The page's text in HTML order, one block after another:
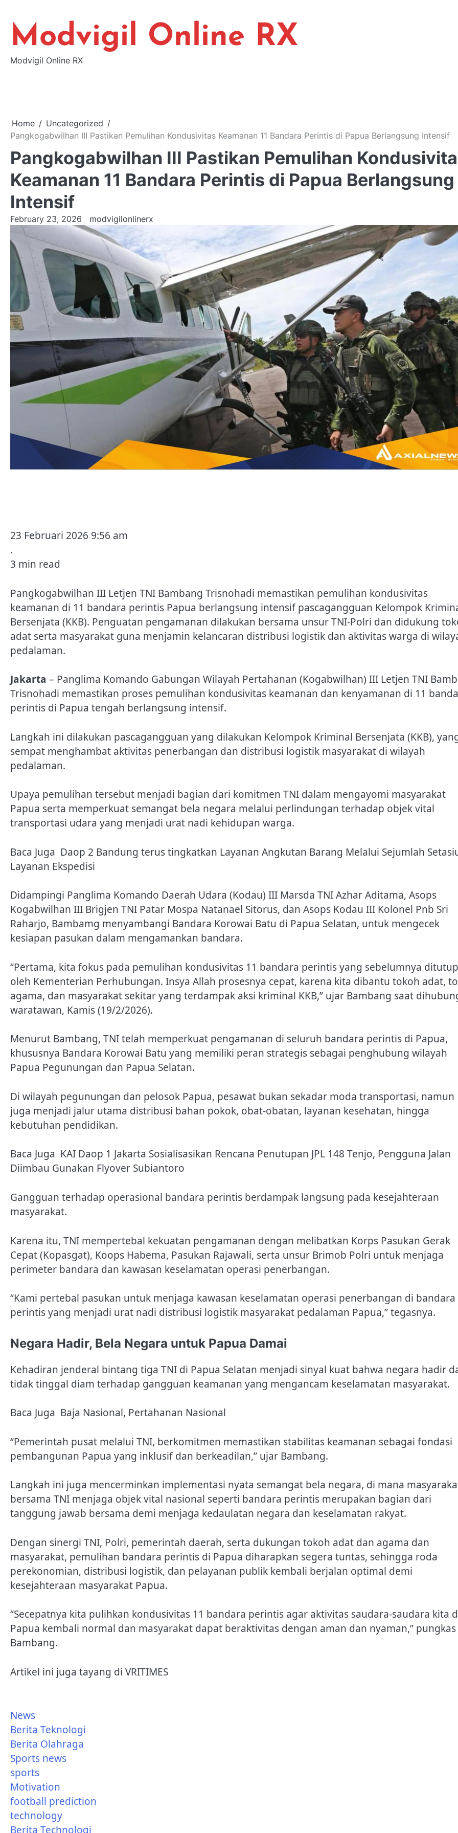
content
Modvigil Online RX
Modvigil Online RX
Home
Uncategorized
Pangkogabwilhan III Pastikan Pemulihan Kondusivitas Keamanan 11 Bandara Perintis di Papua Berlangsung Intensif
Pangkogabwilhan III Pastikan Pemulihan
Keamanan 11 Bandara Perintis di Papua Berlangsung
Intensif
February 23, 2026 modvigilonlinerx
23 Februari 2026 9:56 am
.
3 min read
Pangkogabwilhan III Letjen TNI Bambang Trisnohadi memastikan pemulihan kondusivitas
keamanan di 11 bandara perintis Papua berlangsung intensif pascagangguan Kelompok
Bersenjata (KKB). Penguatan pengamanan dilakukan bersama unsur TNI-Polri dan didukung
adat serta masyarakat guna menjamin kelancaran distribusi logistik dan aktivitas warga di
pedalaman.
Jakarta – Panglima Komando Gabungan Wilayah Pertahanan (Kogabwilhan) III Letjen TNI
Trisnohadi memastikan proses pemulihan kondusivitas keamanan dan kenyamanan di 11
perintis di Papua tengah berlangsung intensif.
Langkah ini dilakukan pascagangguan yang dilakukan Kelompok Kriminal Bersenjata (KKB),
sempat menghambat aktivitas penerbangan dan distribusi logistik masyarakat di wilayah
pedalaman.
Upaya pemulihan tersebut menjadi bagian dari komitmen TNI dalam mengayomi masyarakat
Papua serta memperkuat semangat bela negara melalui perlindungan terhadap objek vital
transportasi udara yang menjadi urat nadi kehidupan warga.
Baca Juga Daop 2 Bandung terus tingkatkan Layanan Angkutan Barang Melalui Sejumlah
Layanan Ekspedisi
Didampingi Panglima Komando Daerah Udara (Kodau) III Marsda TNI Azhar Aditama, Asops
Kogabwilhan III Brigjen TNI Patar Mospa Natanael Sitorus, dan Asops Kodau III Kolonel Pnb Sri
Raharjo, Bambamg menyambangi Bandara Korowai Batu di Papua Selatan, untuk mengecek
kesiapan pasukan dalam mengamankan bandara.
“Pertama, kita fokus pada pemulihan kondusivitas 11 bandara perintis yang sebelumnya ditutup
oleh Kementerian Perhubungan. Insya Allah prosesnya cepat, karena kita dibantu tokoh adat,
agama, dan masyarakat sekitar yang terdampak aksi kriminal KKB,” ujar Bambang saat
waratawan, Kamis (19/2/2026).
Menurut Bambang, TNI telah memperkuat pengamanan di seluruh bandara perintis di Papua,
khususnya Bandara Korowai Batu yang memiliki peran strategis sebagai penghubung wilayah
Papua Pegunungan dan Papua Selatan.
Di wilayah pegunungan dan pelosok Papua, pesawat bukan sekadar moda transportasi, namun
juga menjadi jalur utama distribusi bahan pokok, obat-obatan, layanan kesehatan, hingga
kebutuhan pendidikan.
Baca Juga KAI Daop 1 Jakarta Sosialisasikan Rencana Penutupan JPL 148 Tenjo, Pengguna Jalan
Diimbau Gunakan Flyover Subiantoro
Gangguan terhadap operasional bandara perintis berdampak langsung pada kesejahteraan
masyarakat.
Karena itu, TNI mempertebal kekuatan pengamanan dengan melibatkan Korps Pasukan Gerak
Cepat (Kopasgat), Koops Habema, Pasukan Rajawali, serta unsur Brimob Polri untuk menjaga
perimeter bandara dan kawasan keselamatan operasi penerbangan.
“Kami pertebal pasukan untuk menjaga kawasan keselamatan operasi penerbangan di bandara
perintis yang menjadi urat nadi distribusi logistik masyarakat pedalaman Papua,” tegasnya.
Negara Hadir, Bela Negara untuk Papua Damai
Kehadiran jenderal bintang tiga TNI di Papua Selatan menjadi sinyal kuat bahwa negara hadir
tidak tinggal diam terhadap gangguan keamanan yang mengancam keselamatan masyarakat.
Baca Juga Baja Nasional, Pertahanan Nasional
“Pemerintah pusat melalui TNI, berkomitmen memastikan stabilitas keamanan sebagai fondasi
pembangunan Papua yang inklusif dan berkeadilan,” ujar Bambang.
Langkah ini juga mencerminkan implementasi nyata semangat bela negara, di mana
bersama TNI menjaga objek vital nasional seperti bandara perintis merupakan bagian dari
tanggung jawab bersama demi menjaga kedaulatan negara dan keselamatan rakyat.
Dengan sinergi TNI, Polri, pemerintah daerah, serta dukungan tokoh adat dan agama dan
masyarakat, pemulihan bandara perintis di Papua diharapkan segera tuntas, sehingga roda
perekonomian, distribusi logistik, dan pelayanan publik kembali berjalan optimal demi
kesejahteraan masyarakat Papua.
“Secepatnya kita pulihkan kondusivitas 11 bandara perintis agar aktivitas saudara-saudara kita
Papua kembali normal dan masyarakat dapat beraktivitas dengan aman dan nyaman,” pungkas
Bambang.
Artikel ini juga tayang di VRITIMES
News
Berita Teknologi
Berita Olahraga
Sports news
sports
Motivation
football prediction
technology
Berita Technologi